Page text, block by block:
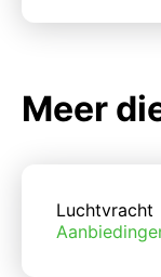
Meer
Luchtvracht